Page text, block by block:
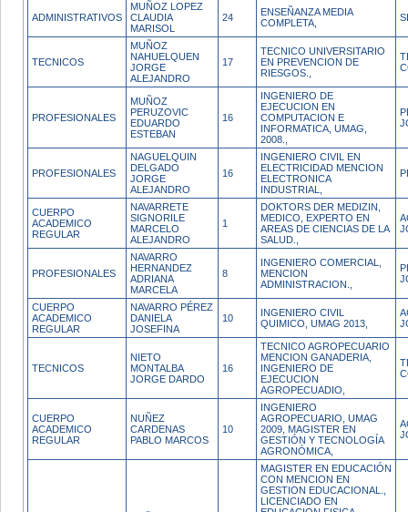
ADMINISTRATIVOS
MUÑOZ LOPEZ
CLAUDIA
MARISOL
24
ENSEÑANZA MEDIA
COMPLETA,
TECNICOS
MUÑOZ
NAHUELQUEN
JORGE
ALEJANDRO
17
TECNICO UNIVERSITARIO
EN PREVENCION DE
RIESGOS.,
PROFESIONALES
MUÑOZ
PERUZOVIC
EDUARDO
ESTEBAN
16
INGENIERO DE
EJECUCION EN
COMPUTACION E
INFORMATICA, UMAG,
2008.,
PROFESIONALES
NAGUELQUIN
DELGADO
JORGE
ALEJANDRO
16
INGENIERO CIVIL EN
ELECTRICIDAD MENCION
ELECTRONICA
INDUSTRIAL,
CUERPO
ACADEMICO
REGULAR
NAVARRETE
SIGNORILE
MARCELO
ALEJANDRO
1
DOKTORS DER MEDIZIN,
MEDICO, EXPERTO EN
AREAS DE CIENCIAS DE LA
SALUD.,
PROFESIONALES
NAVARRO
HERNANDEZ
ADRIANA
MARCELA
8
INGENIERO COMERCIAL,
MENCION
ADMINISTRACION.,
CUERPO
ACADEMICO
REGULAR
NAVARRO PÉREZ
DANIELA
JOSEFINA
10
INGENIERO CIVIL
QUIMICO, UMAG 2013,
TECNICOS
NIETO
MONTALBA
JORGE DARDO
16
TECNICO AGROPECUARIO
MENCION GANADERIA,
INGENIERO DE
EJECUCION
AGROPECUADIO,
CUERPO
ACADEMICO
REGULAR
NUÑEZ
CARDENAS
PABLO MARCOS
10
INGENIERO
AGROPECUARIO, UMAG
2009, MAGISTER EN
GESTIÓN Y TECNOLOGÍA
AGRONÓMICA,
MAGISTER EN EDUCACIÓN
CON MENCION EN
GESTION EDUCACIONAL.,
LICENCIADO EN